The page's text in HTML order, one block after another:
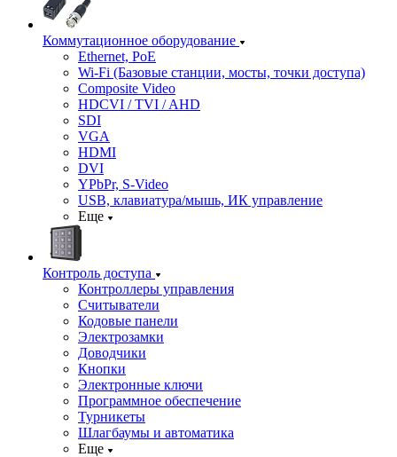
Коммутационное оборудование
Ethernet, PoE
Wi-Fi (Базовые станции, мосты, точки доступа)
Composite Video
HDCVI / TVI / AHD
SDI
VGA
HDMI
DVI
YPbPr, S-Video
USB, клавиатура/мышь, ИК управление
Еще
Контроль доступа
Контроллеры управления
Считыватели
Кодовые панели
Электрозамки
Доводчики
Кнопки
Электронные ключи
Программное обеспечение
Турникеты
Шлагбаумы и автоматика
Еще